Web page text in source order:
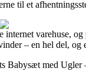
til et
varehuse,
– en hel del,
med